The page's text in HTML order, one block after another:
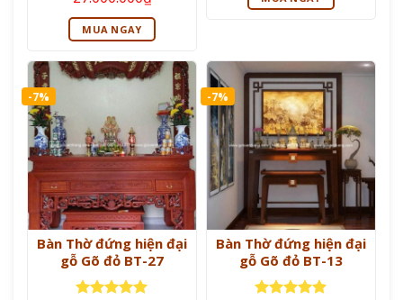
gốc
là:
29.000.000₫.
hiện
tại
là:
27.000.000₫.
MUA NGAY
-7%
Bàn Thờ đứng hiện đại
gỗ Gõ đỏ BT-27
-7%
Bàn Thờ đứng hiện đại
gỗ Gõ đỏ BT-13